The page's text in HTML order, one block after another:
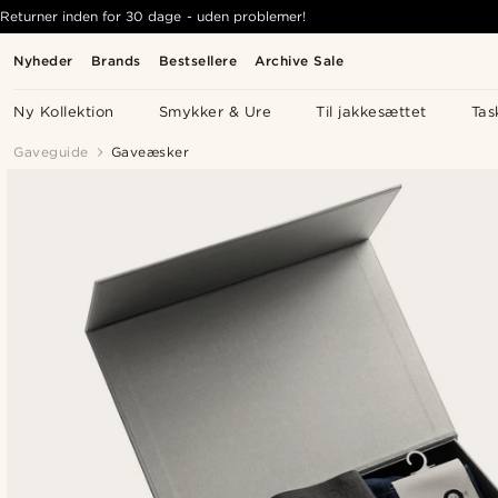
Nyheder Brands Bestsellere Archive Sale
Ny Kollektion Smykker & Ure Til jakkesættet
Returner inden for 30 dage - uden problemer!
Gaveguide Gaveæsker